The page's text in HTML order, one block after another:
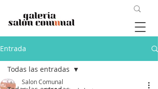
Entrada
Todas las entradas
Salon Comunal